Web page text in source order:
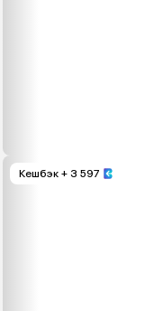
Кешбэк + 3 597